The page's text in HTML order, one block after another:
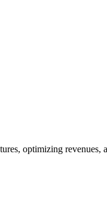
optimizing